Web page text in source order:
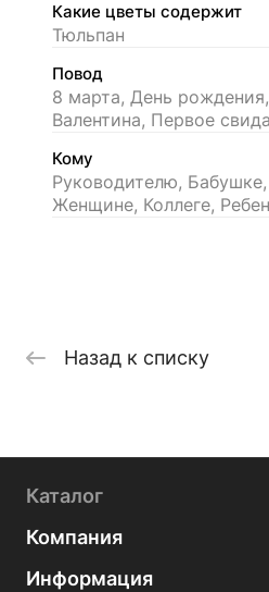
Какие цветы содержит
Тюльпан
Повод
8 марта, День
Валентина, Первое
Кому
Руководителю,
Женщине, Коллеге,
Назад к списку
Каталог
Компания
Информация